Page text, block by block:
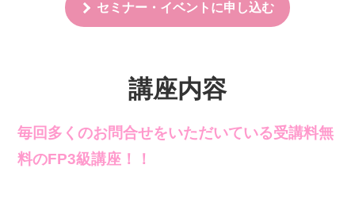
セミナー・イベントに申し込む
講座内容
毎回多くのお問合せをいただいている受講料無
料のFP3級講座！！